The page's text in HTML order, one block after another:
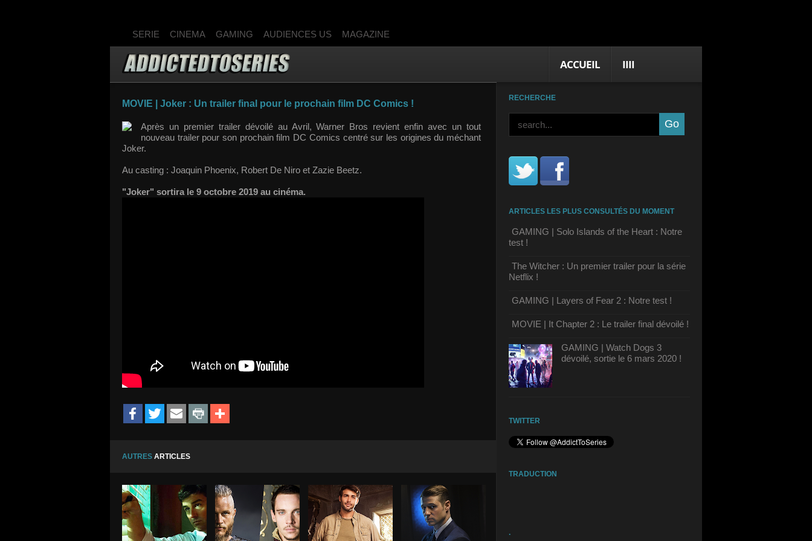
SERIE CINEMA GAMING AUDIENCES US MAGAZINE
ACCUEIL IIII
MOVIE | Joker : Un trailer final pour le prochain film DC Comics !
Après un premier trailer dévoilé au Avril, Warner Bros revient enfin avec un tout
nouveau trailer pour son prochain film DC Comics centré sur les origines du méchant
Joker.
Au casting : Joaquin Phoenix, Robert De Niro et Zazie Beetz.
"Joker" sortira le 9 octobre 2019 au cinéma.
AUTRES ARTICLES
RECHERCHE
ARTICLES LES PLUS CONSULTÉS DU MOMENT
GAMING | Solo Islands of the Heart : Notre
test !
The Witcher : Un premier trailer pour la série
Netflix !
GAMING | Layers of Fear 2 : Notre test !
MOVIE | It Chapter 2 : Le trailer final dévoilé !
GAMING | Watch Dogs 3
dévoilé, sortie le 6 mars 2020 !
TWITTER
TRADUCTION
.